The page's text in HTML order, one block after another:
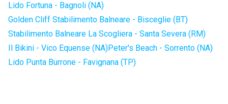
Lido Fortuna - Bagnoli (NA)
Golden Cliff Stabilimento Balneare - Bisceglie (BT)
Stabilimento Balneare La Scogliera - Santa Severa (RM)
Il Bikini - Vico Equense (NA)Peter's Beach - Sorrento (NA)
Lido Punta Burrone - Favignana (TP)